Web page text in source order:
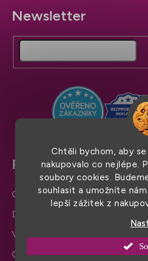
Chtěli bychom, aby
nakupovalo co nejlépe.
soubory cookies.
souhlasit a umožníte
lepší zážitek z
Z
á
a
Pro snadný nákup
Obchodní podmínky
Doprava a platba
Výměna zboží a reklamace
Ochrana osobních údajů